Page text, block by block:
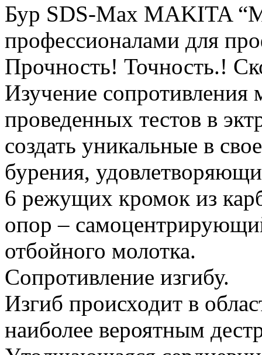
Бур SDS-Max MAKITA
профессионалами для
Прочность! Точность.!
Изучение сопротивления
проведенных тестов в
создать уникальные в
бурения,
6 режущих кромок из
опор –
отбойного молотка.
Сопротивление изгибу.
Изгиб происходит в
наиболее вероятным